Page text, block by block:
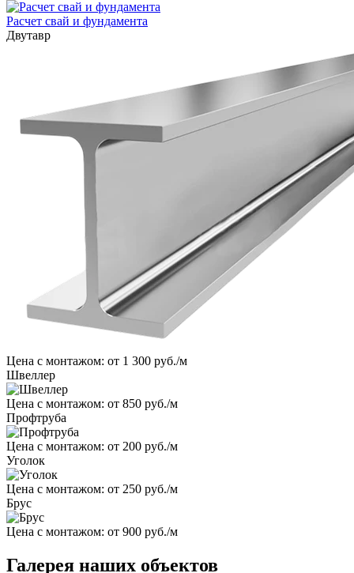
Расчет свай и фундамента
Двутавр
Цена с монтажом: от 1 300 руб./м
Швеллер
Цена с монтажом: от 850 руб./м
Профтруба
Цена с монтажом: от 200 руб./м
Уголок
Цена с монтажом: от 250 руб./м
Брус
Цена с монтажом: от 900 руб./м
Галерея наших объектов